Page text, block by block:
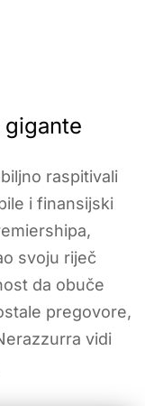
raspitivali
i finansijski
svoju riječ
da obuče
pregovore,
vidi